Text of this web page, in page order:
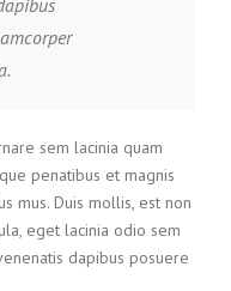
sem lacinia quam
penatibus et magnis
mus. Duis mollis, est non
eget lacinia odio sem
dapibus posuere